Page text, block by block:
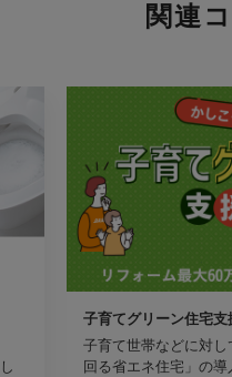
関連
子育てグリーン住宅支
子育て世帯などに対
回る省エネ住宅」の